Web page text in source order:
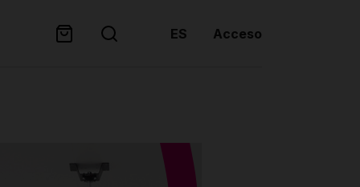
ES Acceso